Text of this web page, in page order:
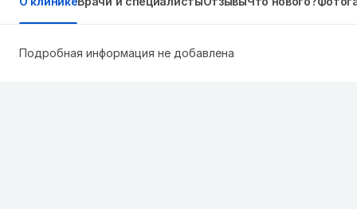
Подробная информация не добавлена